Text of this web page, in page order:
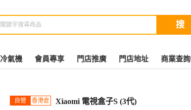
冷氣機 會員專享 門店推廣 門店地址 商業查詢
自營 香港倉 Xiaomi 電視盒子S (3代)